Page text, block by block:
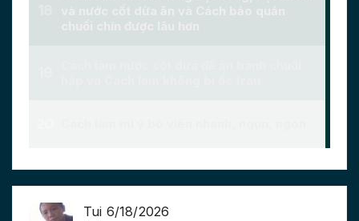
Tui 6/18/2026